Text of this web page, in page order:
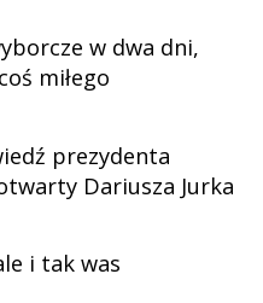
w dwa dni,
miłego
prezydenta
Dariusza Jurka
i tak was